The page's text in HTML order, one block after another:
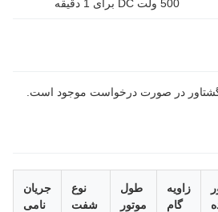
500 ولت DC برای 1 دقیقه
گشتاور در صورت درخواست موجود است.
زاویه
گام
طول
موتور
نوع
شفت
جریان
نامی